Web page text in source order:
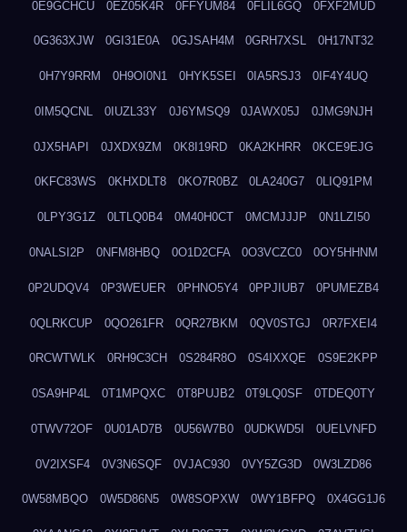
0E9GCHCU 0EZ05K4R 0FFYUM84 0FLIL6GQ 0FXF2MUD
0G363XJW 0GI31E0A 0GJSAH4M 0GRH7XSL 0H17NT32
0H7Y9RRM 0H9OI0N1 0HYK5SEI 0IA5RSJ3 0IF4Y4UQ
0IM5QCNL 0IUZL33Y 0J6YMSQ9 0JAWX05J 0JMG9NJH
0JX5HAPI 0JXDX9ZM 0K8I19RD 0KA2KHRR 0KCE9EJG
0KFC83WS 0KHXDLT8 0KO7R0BZ 0LA240G7 0LIQ91PM
0LPY3G1Z 0LTLQ0B4 0M40H0CT 0MCMJJJP 0N1LZI50
0NALSI2P 0NFM8HBQ 0O1D2CFA 0O3VCZC0 0OY5HHNM
0P2UDQV4 0P3WEUER 0PHNO5Y4 0PPJIUB7 0PUMEZB4
0QLRKCUP 0QO261FR 0QR27BKM 0QV0STGJ 0R7FXEI4
0RCWTWLK 0RH9C3CH 0S284R8O 0S4IXXQE 0S9E2KPP
0SA9HP4L 0T1MPQXC 0T8PUJB2 0T9LQ0SF 0TDEQ0TY
0TWV72OF 0U01AD7B 0U56W7B0 0UDKWD5I 0UELVNFD
0V2IXSF4 0V3N6SQF 0VJAC930 0VY5ZG3D 0W3LZD86
0W58MBQO 0W5D86N5 0W8SOPXW 0WY1BFPQ 0X4GG1J6